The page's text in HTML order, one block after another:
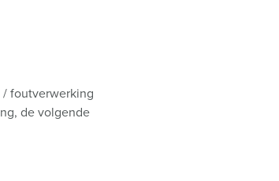
/ foutverwerking
de volgende